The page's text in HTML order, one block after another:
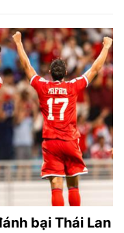
bại Thái Lan